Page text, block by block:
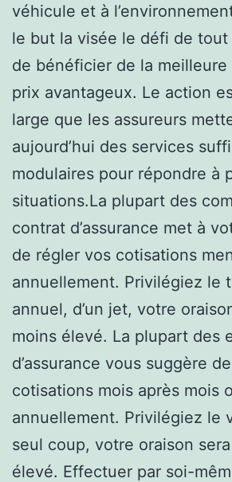
véhicule et à
le but la visée le défi de
de bénéficier de la meilleure
prix avantageux. Le action
large que les assureurs
aujourd’hui des services
modulaires pour répondre à
situations.La plupart des
contrat d’assurance met à
de régler vos cotisations
annuellement. Privilégiez le
annuel, d’un jet, votre
moins élevé. La plupart des
d’assurance vous suggère
cotisations mois après mois
annuellement. Privilégiez le
seul coup, votre oraison
élevé. Effectuer par soi-